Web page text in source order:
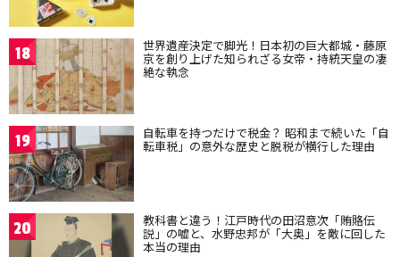
18 世界遺産決定で脚光！日本初の巨大都城・藤原
京を創り上げた知られざる女帝・持統天皇の凄
絶な執念
19 自転車を持つだけで税金？ 昭和まで続いた「自
転車税」の意外な歴史と脱税が横行した理由
20 教科書と違う！江戸時代の田沼意次「賄賂伝
説」の嘘と、水野忠邦が「大奥」を敵に回した
本当の理由